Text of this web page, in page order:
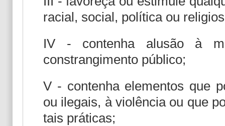
racial, social, política ou
IV - contenha alusão à
constrangimento público;
V - contenha elementos que
ou ilegais, à violência ou que
tais práticas;